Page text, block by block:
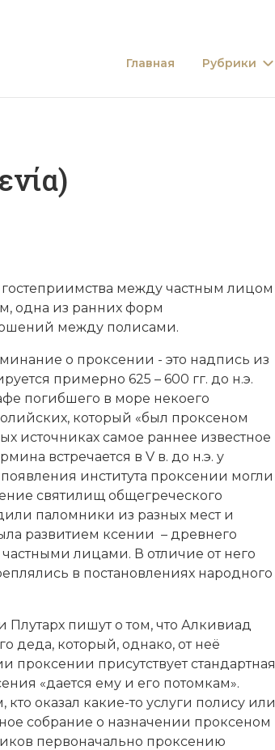
Главная Рубрики
между частным лицом
одна из ранних форм
между полисами.
о проксении - это надпись из
примерно 625 – 600 гг. до н.э.
погибшего в море некоего
который «был проксеном
источниках самое раннее известное
встречается в V в. до н.э. у
института проксении могли
святилищ общегреческого
паломники из разных мест и
развитием ксении – древнего
лицами. В отличие от него
в постановлениях народного
Плутарх пишут о том, что Алкивиад
деда, который, однако, от неё
проксении присутствует стандартная
«дается ему и его потомкам».
оказал какие-то услуги полису или
собрание о назначении проксеном
первоначально проксению